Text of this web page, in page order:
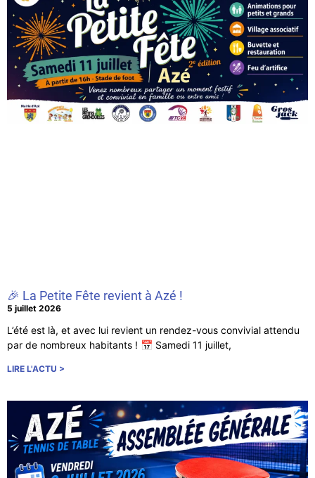
🎉 La Petite Fête revient à Azé !
5 juillet 2026
L’été est là, et avec lui revient un rendez-vous convivial attendu
par de nombreux habitants ! 📅 Samedi 11 juillet,
LIRE L'ACTU >